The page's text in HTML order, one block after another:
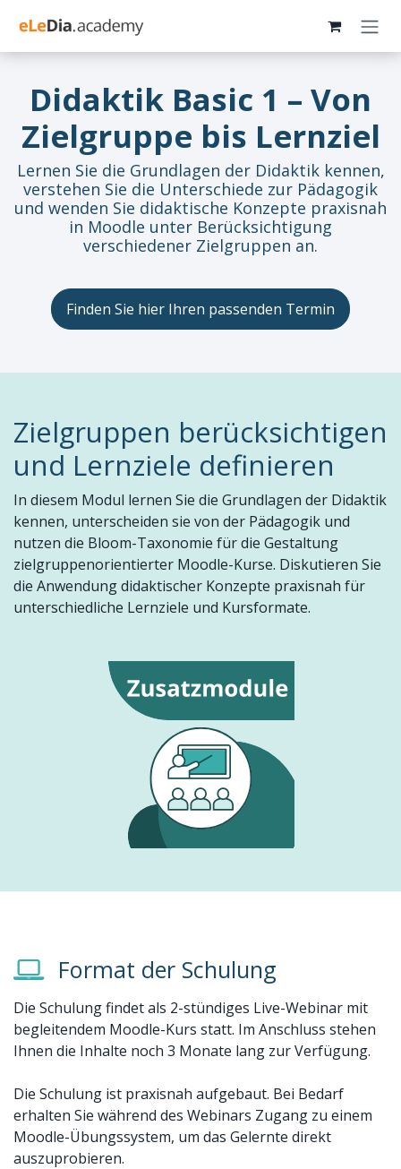
Didaktik Basic 1 – Von
Zielgruppe bis Lernziel
Lernen Sie die Grundlagen der Didaktik kennen,
verstehen Sie die Unterschiede zur Pädagogik
und wenden Sie didaktische Konzepte praxisnah
in Moodle unter Berücksichtigung
verschiedener Zielgruppen an.
Finden Sie hier Ihren passenden Termin
Zielgruppen berücksichtigen
und Lernziele definieren
In diesem Modul lernen Sie die Grundlagen der Didaktik
kennen, unterscheiden sie von der Pädagogik und
nutzen die Bloom-Taxonomie für die Gestaltung
zielgruppenorientierter Moodle-Kurse. Diskutieren Sie
die Anwendung didaktischer Konzepte praxisnah für
unterschiedliche Lernziele und Kursformate.
Format der Schulung
Die Schulung findet als 2-stündiges Live-Webinar mit
begleitendem Moodle-Kurs statt. Im Anschluss stehen
Ihnen die Inhalte noch 3 Monate lang zur Verfügung.
Die Schulung ist praxisnah aufgebaut. Bei Bedarf
erhalten Sie während des Webinars Zugang zu einem
Moodle-Übungssystem, um das Gelernte direkt
auszuprobieren.